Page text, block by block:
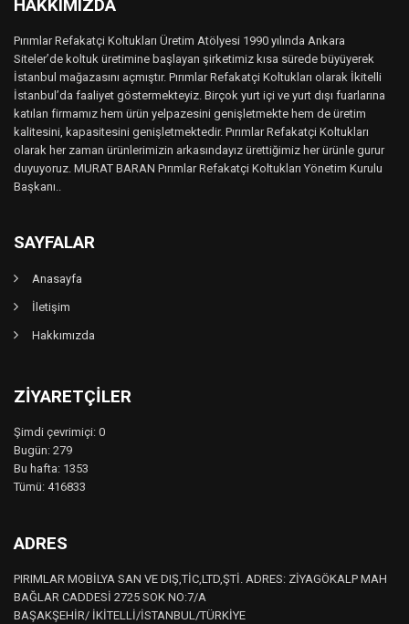
HAKKIMIZDA
Pırımlar Refakatçi Koltukları Üretim Atölyesi 1990 yılında Ankara
Siteler’de koltuk üretimine başlayan şirketimiz kısa sürede büyüyerek
İstanbul mağazasını açmıştır. Pırımlar Refakatçi Koltukları olarak İkitelli
İstanbul’da faaliyet göstermekteyiz. Birçok yurt içi ve yurt dışı fuarlarına
katılan firmamız hem ürün yelpazesini genişletmekte hem de üretim
kalitesini, kapasitesini genişletmektedir. Pırımlar Refakatçi Koltukları
olarak her zaman ürünlerimizin arkasındayız ürettiğimiz her ürünle gurur
duyuyoruz. MURAT BARAN Pırımlar Refakatçi Koltukları Yönetim Kurulu
Başkanı..
SAYFALAR
Anasayfa
İletişim
Hakkımızda
ZIYARETÇILER
Şimdi çevrimiçi: 0
Bugün: 279
Bu hafta: 1353
Tümü: 416833
ADRES
PIRIMLAR MOBİLYA SAN VE DIŞ,TİC,LTD,ŞTİ. ADRES: ZİYAGÖKALP MAH
BAĞLAR CADDESİ 2725 SOK NO:7/A
BAŞAKŞEHİR/ İKİTELLİ/İSTANBUL/TÜRKİYE